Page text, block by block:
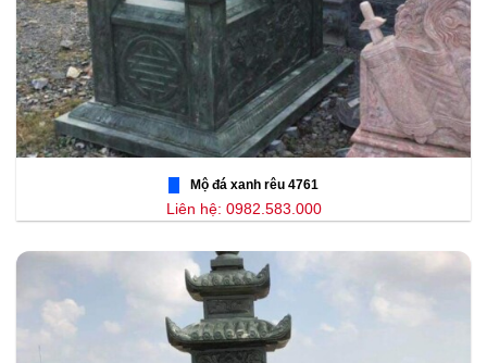
Mộ đá xanh rêu 4761
Liên hệ: 0982.583.000